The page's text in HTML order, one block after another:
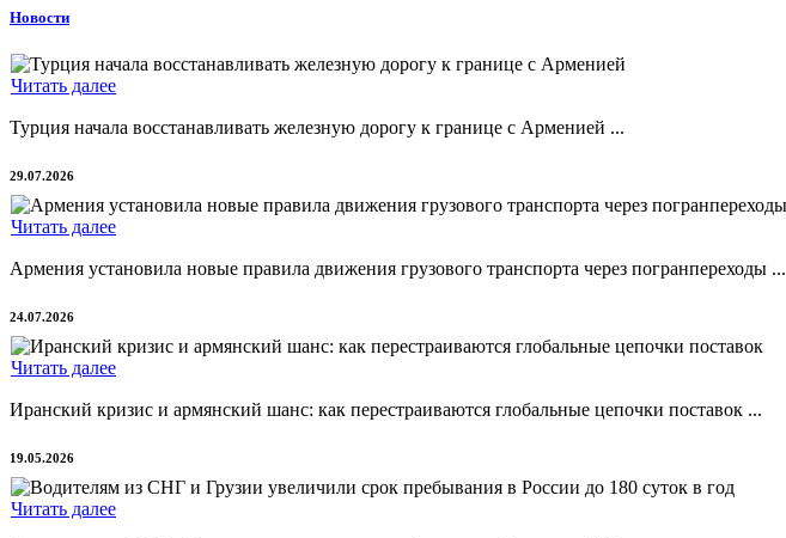
Новости
Читать далее
Турция начала восстанавливать железную дорогу к границе с Арменией ...
29.07.2026
Читать далее
Армения установила новые правила движения грузового транспорта через погранпереходы ...
24.07.2026
Читать далее
Иранский кризис и армянский шанс: как перестраиваются глобальные цепочки поставок ...
19.05.2026
Читать далее